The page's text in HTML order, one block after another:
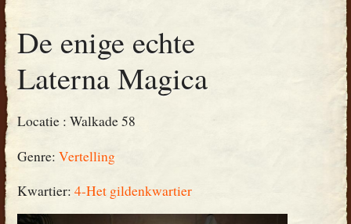
De enige echte
Laterna Magica
Locatie :Walkade 58
Genre:Vertelling
Kwartier:4-Het gildenkwartier